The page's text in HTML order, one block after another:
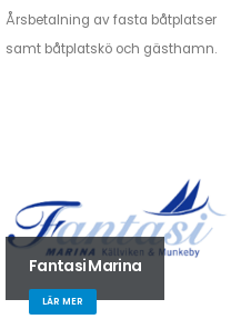
Årsbetalning av fasta båtplatser
samt båtplatskö och gästhamn.
Fantasi Marina
LÄR MER